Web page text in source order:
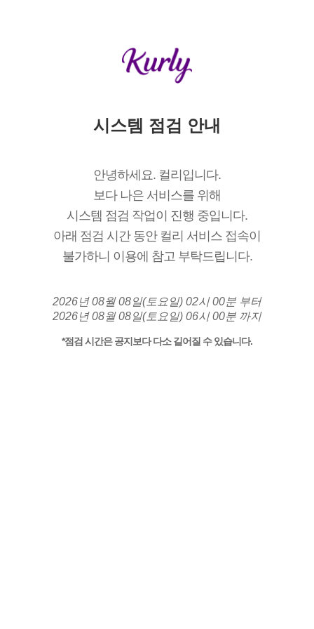
시스템 점검 안내
안녕하세요. 컬리입니다.
보다 나은 서비스를 위해
시스템 점검 작업이 진행 중입니다.
아래 점검 시간 동안 컬리 서비스 접속이
불가하니 이용에 참고 부탁드립니다.
2026년 08월 08일(토요일) 02시 00분 부터
2026년 08월 08일(토요일) 06시 00분 까지
*점검 시간은 공지보다 다소 길어질 수 있습니다.